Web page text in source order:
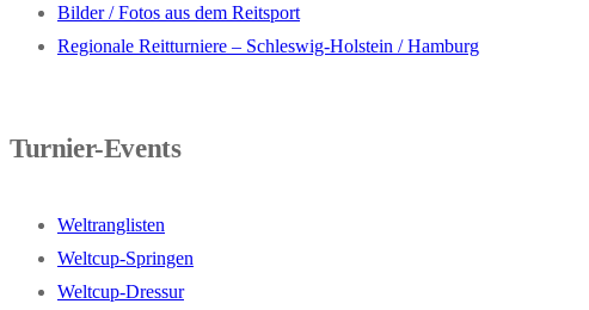
Bilder / Fotos aus dem Reitsport
Regionale Reitturniere – Schleswig-Holstein / Hamburg
Turnier-Events
Weltranglisten
Weltcup-Springen
Weltcup-Dressur